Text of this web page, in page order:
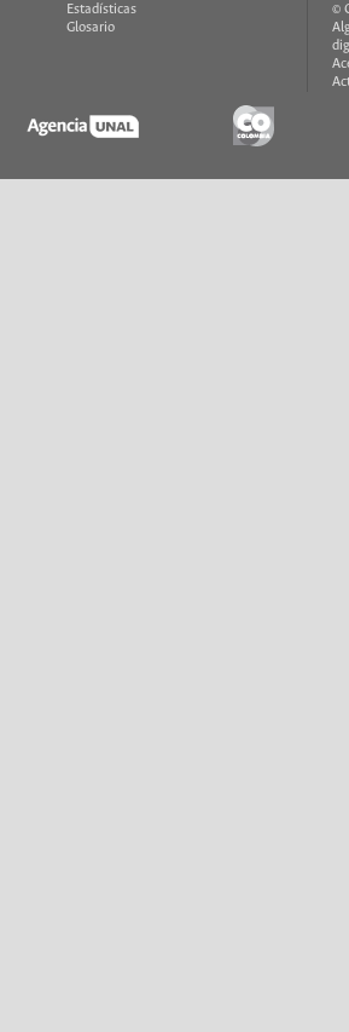
Estadísticas
Glosario
©